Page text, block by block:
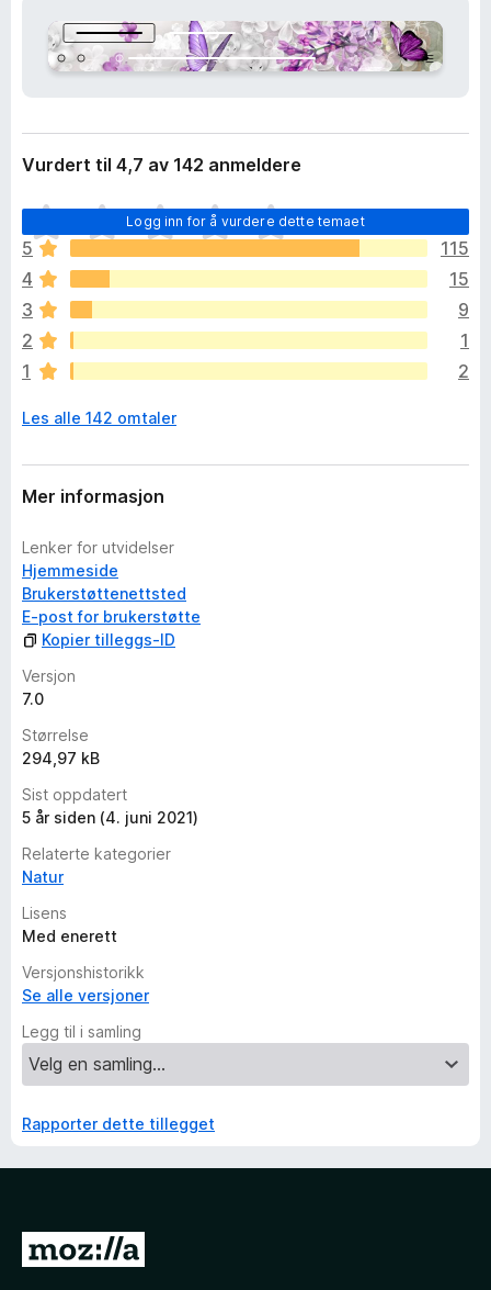
-
n
e
e
s
e
r
Vurdert til 4,7 av 142 anmeldere
Logg inn for å vurdere dette temaet
D
e
t
e
r
n
g
n
u
r
e
r
i
n
g
e
r
e
n
å
5
115
4
15
3
9
2
1
1
2
Les alle 142 omtaler
Mer informasjon
Lenker for utvidelser
Hjemmeside
Brukerstøttenettsted
E-post for brukerstøtte
Kopier tilleggs-ID
Versjon
7.0
Størrelse
294,97 kB
Sist oppdatert
5 år siden (4. juni 2021)
Relaterte kategorier
Natur
Lisens
Med enerett
Versjonshistorikk
Se alle versjoner
Legg til i samling
Rapporter dette tillegget
G